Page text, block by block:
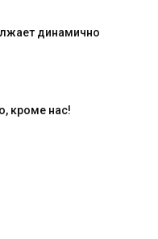
динамично
кроме нас!